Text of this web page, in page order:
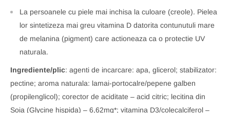
La persoanele cu piele mai inchisa la culoare (creole). Pielea
lor sintetizeza mai greu vitamina D datorita contunutuli mare
de melanina (pigment) care actioneaza ca o protectie UV
naturala.
Ingrediente/plic: agenti de incarcare: apa, glicerol; stabilizator:
pectine; aroma naturala: lamai-portocalre/pepene galben
(propilenglicol); corector de aciditate – acid citric; lecitina din
Soia (Glycine hispida) – 6,62mg*; vitamina D3/colecalciferol –